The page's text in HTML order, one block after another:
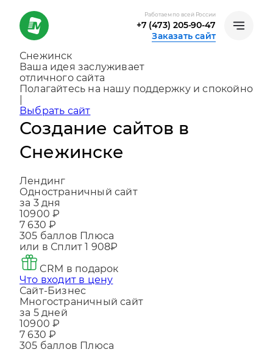
Работаем по всей России
+7 (473) 205-90-47
Заказать сайт
Снежинск
Ваша идея заслуживает
отличного сайта
Создаем, консультируем и помогаем ра|
Создание сайтов в
Снежинске
Одностраничный сайт
за 3 дня
10900 ₽
7 630 ₽
305баллов Плюса
или в Сплит1 908₽
Что входит в цену
Сайт-Бизнес
Многостраничный сайт
за 5 дней
10900 ₽
7 630 ₽
305баллов Плюса
или в Сплит1 908₽